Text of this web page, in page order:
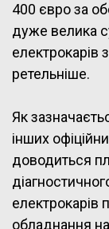
400 євро за
дуже велика
електрокарів
ретельніше.
Як
інших
доводиться
електрокарів
обладнання